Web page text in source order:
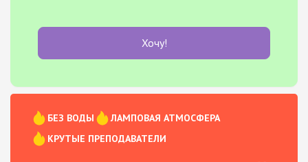
Хочу!
БЕЗ ВОДЫ
ЛАМПОВАЯ АТМОСФЕРА
КРУТЫЕ ПРЕПОДАВАТЕЛИ